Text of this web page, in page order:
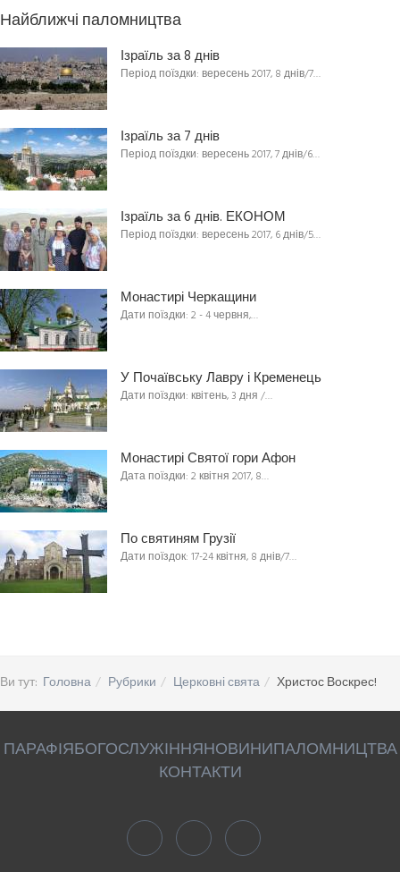
Найближчі паломництва
Ізраїль за 8 днів
Період поїздки: вересень 2017, 8 днів/7…
Ізраїль за 7 днів
Період поїздки: вересень 2017, 7 днів/6…
Ізраїль за 6 днів. ЕКОНОМ
Період поїздки: вересень 2017, 6 днів/5…
Монастирі Черкащини
Дати поїздки: 2 - 4 червня,…
У Почаївську Лавру і Кременець
Дати поїздки: квітень, 3 дня /…
Монастирі Святої гори Афон
Дата поїздки: 2 квітня 2017, 8…
По святиням Грузії
Дати поїздок: 17-24 квітня, 8 днів/7…
Ви тут: Головна Рубрики Церковні свята Христос Воскрес!
ПАРАФІЯБОГОСЛУЖІННЯНОВИНИПАЛОМНИЦТВА
КОНТАКТИ